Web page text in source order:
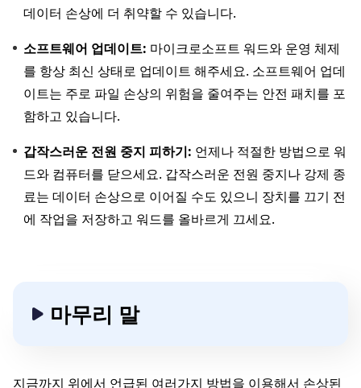
데이터 손상에 더 취약할 수 있습니다.
소프트웨어 업데이트: 마이크로소프트 워드와 운영 체제
를 항상 최신 상태로 업데이트 해주세요. 소프트웨어 업데
이트는 주로 파일 손상의 위험을 줄여주는 안전 패치를 포
함하고 있습니다.
갑작스러운 전원 중지 피하기: 언제나 적절한 방법으로 워
드와 컴퓨터를 닫으세요. 갑작스러운 전원 중지나 강제 종
료는 데이터 손상으로 이어질 수도 있으니 장치를 끄기 전
에 작업을 저장하고 워드를 올바르게 끄세요.
마무리 말
지금까지 위에서 언급된 여러가지 방법을 이용해서 손상된